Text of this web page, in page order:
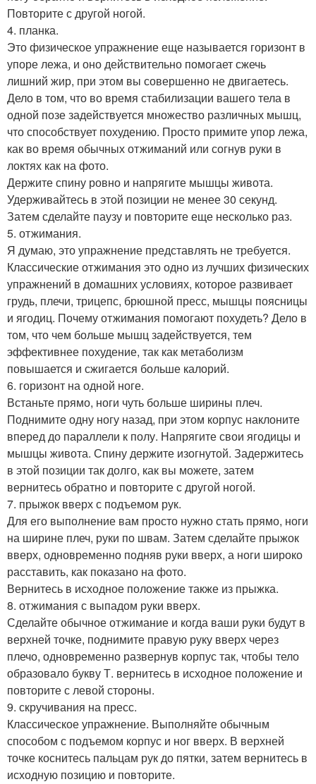
Повторите с другой ногой.
4. планка.
Это физическое упражнение еще называется горизонт в
упоре лежа, и оно действительно помогает сжечь
лишний жир, при этом вы совершенно не двигаетесь.
Дело в том, что во время стабилизации вашего тела в
одной позе задействуется множество различных мышц,
что способствует похудению. Просто примите упор лежа,
как во время обычных отжиманий или согнув руки в
локтях как на фото.
Держите спину ровно и напрягите мышцы живота.
Удерживайтесь в этой позиции не менее 30 секунд.
Затем сделайте паузу и повторите еще несколько раз.
5. отжимания.
Я думаю, это упражнение представлять не требуется.
Классические отжимания это одно из лучших физических
упражнений в домашних условиях, которое развивает
грудь, плечи, трицепс, брюшной пресс, мышцы поясницы
и ягодиц. Почему отжимания помогают похудеть? Дело в
том, что чем больше мышц задействуется, тем
эффективнее похудение, так как метаболизм
повышается и сжигается больше калорий.
6. горизонт на одной ноге.
Встаньте прямо, ноги чуть больше ширины плеч.
Поднимите одну ногу назад, при этом корпус наклоните
вперед до параллели к полу. Напрягите свои ягодицы и
мышцы живота. Спину держите изогнутой. Задержитесь
в этой позиции так долго, как вы можете, затем
вернитесь обратно и повторите с другой ногой.
7. прыжок вверх с подъемом рук.
Для его выполнение вам просто нужно стать прямо, ноги
на ширине плеч, руки по швам. Затем сделайте прыжок
вверх, одновременно подняв руки вверх, а ноги широко
расставить, как показано на фото.
Вернитесь в исходное положение также из прыжка.
8. отжимания с выпадом руки вверх.
Сделайте обычное отжимание и когда ваши руки будут в
верхней точке, поднимите правую руку вверх через
плечо, одновременно развернув корпус так, чтобы тело
образовало букву Т. вернитесь в исходное положение и
повторите с левой стороны.
9. скручивания на пресс.
Классическое упражнение. Выполняйте обычным
способом с подъемом корпус и ног вверх. В верхней
точке коснитесь пальцам рук до пятки, затем вернитесь в
исходную позицию и повторите.